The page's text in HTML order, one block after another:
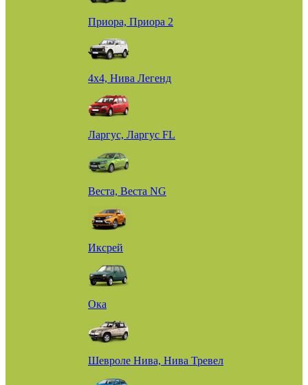
Приора, Приора 2
4х4, Нива Легенд
Ларгус, Ларгус FL
Веста, Веста NG
Иксрей
Ока
Шевроле Нива, Нива Тревел